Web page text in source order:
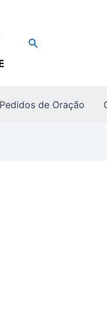
Pesquisar
Pedidos de Oração